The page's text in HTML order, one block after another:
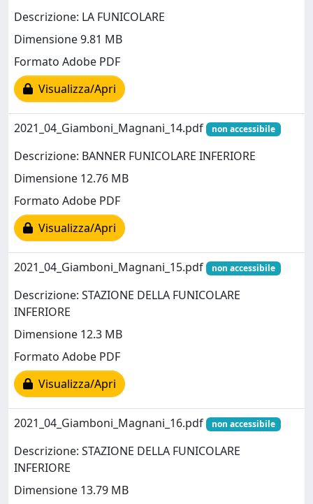
Descrizione: LA FUNICOLARE
Dimensione 9.81 MB
Formato Adobe PDF
Visualizza/Apri
2021_04_Giamboni_Magnani_14.pdf non accessibile
Descrizione: BANNER FUNICOLARE INFERIORE
Dimensione 12.76 MB
Formato Adobe PDF
Visualizza/Apri
2021_04_Giamboni_Magnani_15.pdf non accessibile
Descrizione: STAZIONE DELLA FUNICOLARE
INFERIORE
Dimensione 12.3 MB
Formato Adobe PDF
Visualizza/Apri
2021_04_Giamboni_Magnani_16.pdf non accessibile
Descrizione: STAZIONE DELLA FUNICOLARE
INFERIORE
Dimensione 13.79 MB